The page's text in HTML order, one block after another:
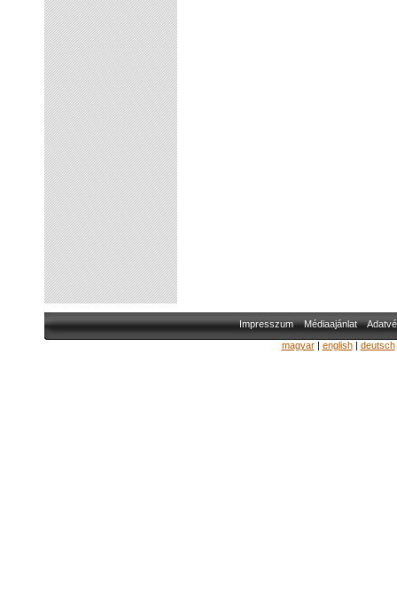
Impresszum Médiaajánlat
magyar| english| deutsch